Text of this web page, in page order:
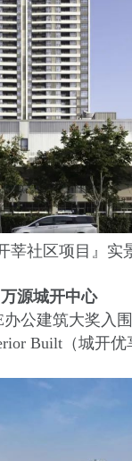
莘社区项目』实
源城开中心
办公建筑大奖入围
Built（城开优